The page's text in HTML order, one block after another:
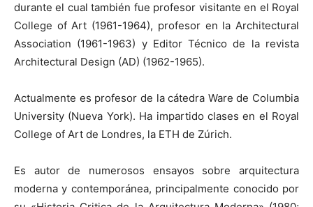
durante el cual también fue profesor visitante en el Royal
College of Art (1961-1964), profesor en la Architectural
Association (1961-1963) y Editor Técnico de la revista
Architectural Design (AD) (1962-1965).
Actualmente es profesor de la cátedra Ware de Columbia
University (Nueva York). Ha impartido clases en el Royal
College of Art de Londres, la ETH de Zúrich.
Es autor de numerosos ensayos sobre arquitectura
moderna y contemporánea, principalmente conocido por